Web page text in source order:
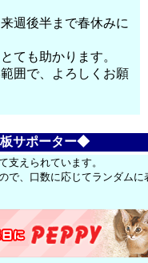
週後半まで春休みに
ても助かります。
囲で、よろしくお願
サポーター◆
支えられています。
で、口数に応じてランダムに